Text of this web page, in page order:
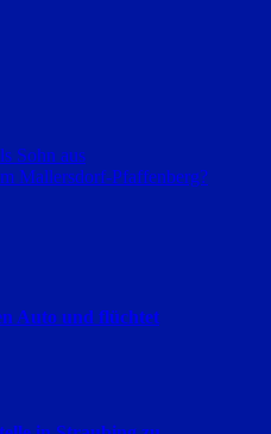
Sohn aus
Mallersdorf-Pfaffenberg?
Auto und flüchtet